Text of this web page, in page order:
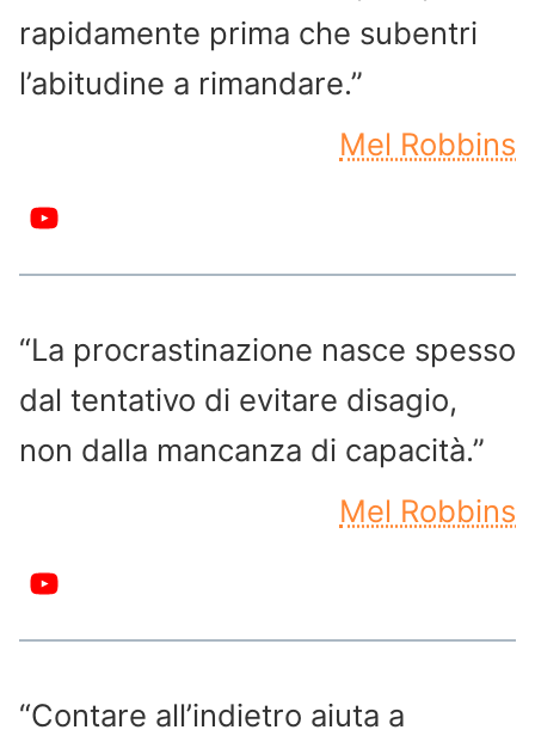
rapidamente prima che subentri
l’abitudine a rimandare.”
Mel Robbins
“La procrastinazione nasce spesso
dal tentativo di evitare disagio,
non dalla mancanza di capacità.”
Mel Robbins
“Contare all’indietro aiuta a